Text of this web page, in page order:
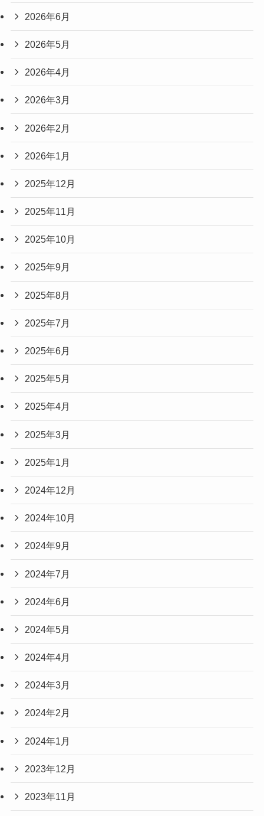
2026年6月
2026年5月
2026年4月
2026年3月
2026年2月
2026年1月
2025年12月
2025年11月
2025年10月
2025年9月
2025年8月
2025年7月
2025年6月
2025年5月
2025年4月
2025年3月
2025年1月
2024年12月
2024年10月
2024年9月
2024年7月
2024年6月
2024年5月
2024年4月
2024年3月
2024年2月
2024年1月
2023年12月
2023年11月